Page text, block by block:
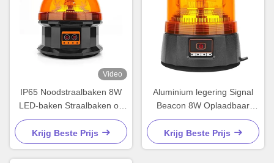
Video
IP65 Noodstraalbaken 8W
LED-baken Straalbaken op
maat
Krijg Beste Prijs
Aluminium legering Signal
Beacon 8W Oplaadbaar
Flitsend Beacon Amber
Krijg Beste Prijs